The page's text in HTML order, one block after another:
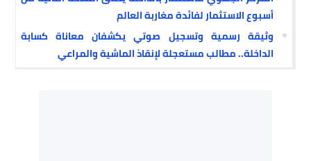
أسبوع الاستثمار لفائدة مغاربة العالم
وثيقة رسمية وتسجيل صوتي يكشفان معاناة كسابة
الداخلة.. مطالب مستعجلة لإنقاذ الماشية والمراعي